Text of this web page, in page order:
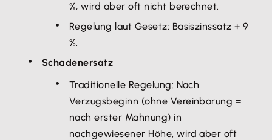
%, wird aber oft nicht berechnet.
Regelung laut Gesetz: Basiszinssatz + 9
%.
Schadenersatz
Traditionelle Regelung: Nach
Verzugsbeginn (ohne Vereinbarung =
nach erster Mahnung) in
nachgewiesener Höhe, wird aber oft